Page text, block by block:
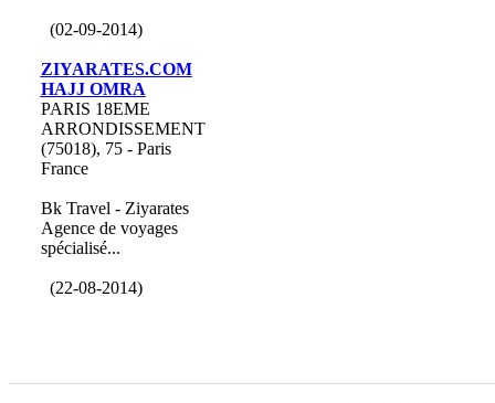
(02-09-2014)
ZIYARATES.COM
HAJJ OMRA
PARIS 18EME
ARRONDISSEMENT
(75018), 75 - Paris
France
Bk Travel - Ziyarates
Agence de voyages
spécialisé...
(22-08-2014)